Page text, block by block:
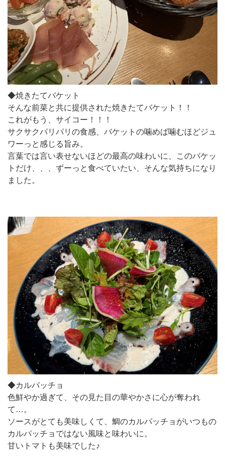
◆焼きたてバケット
そんな前菜と共に提供された焼きたてバケット！！
これがもう、サイコー！！！
サクサクパリパリの食感、バケットの噛めば噛むほどジュ
ワーっと感じる旨み。
言葉では言い表せないほどの最高の味わいに、このバケッ
トだけ、、、ずーっと食べていたい、そんな気持ちになり
ました。
◆カルパッチョ
色鮮やか過ぎて、その見た目の華やかさに心が奪われ
て…。
ソースがとても美味しくて、鯛のカルパッチョがいつもの
カルパッチョではない風味と味わいに。
甘いトマトも美味でした♪